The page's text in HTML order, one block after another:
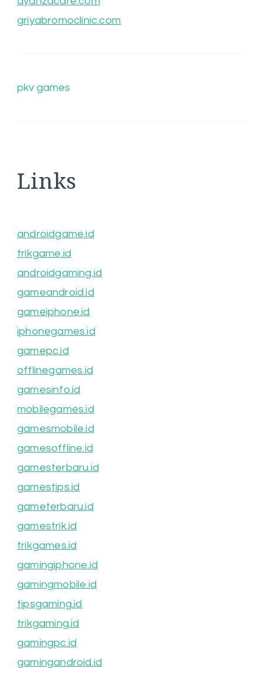
griyabromoclinic.com
pkv games
Links
androidgame.id
trikgame.id
androidgaming.id
gameandroid.id
gameiphone.id
iphonegames.id
gamepc.id
offlinegames.id
gamesinfo.id
mobilegames.id
gamesmobile.id
gamesoffline.id
gamesterbaru.id
gamestips.id
gameterbaru.id
gamestrik.id
trikgames.id
gamingiphone.id
gamingmobile.id
tipsgaming.id
trikgaming.id
gamingpc.id
gamingandroid.id